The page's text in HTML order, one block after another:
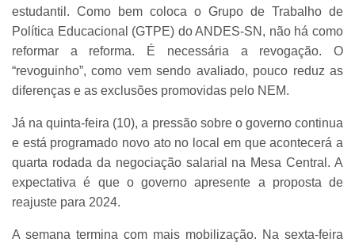
estudantil. Como bem coloca o Grupo de Trabalho de
Política Educacional (GTPE) do ANDES-SN, não há como
reformar a reforma. É necessária a revogação. O
“revoguinho”, como vem sendo avaliado, pouco reduz as
diferenças e as exclusões promovidas pelo NEM.
Já na quinta-feira (10), a pressão sobre o governo continua
e está programado novo ato no local em que acontecerá a
quarta rodada da negociação salarial na Mesa Central. A
expectativa é que o governo apresente a proposta de
reajuste para 2024.
A semana termina com mais mobilização. Na sexta-feira